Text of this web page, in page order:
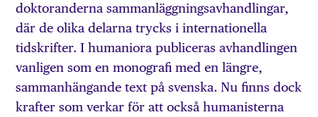
doktoranderna sammanläggningsavhandlingar,
där de olika delarna trycks i internationella
tidskrifter. I humaniora publiceras avhandlingen
vanligen som en monografi med en längre,
sammanhängande text på svenska. Nu finns dock
krafter som verkar för att också humanisterna